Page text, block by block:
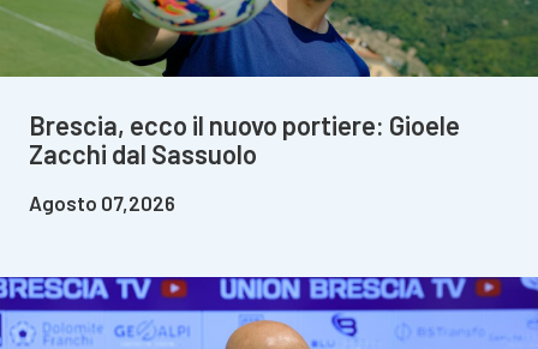
Brescia, ecco il nuovo portiere: Gioele
Zacchi dal Sassuolo
Agosto 07,2026